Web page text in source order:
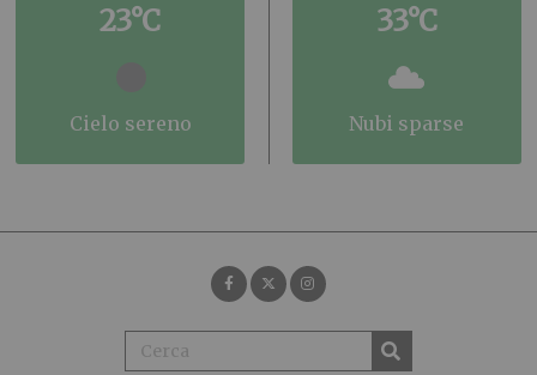
23°C
cielo sereno
33°C
nubi sparse